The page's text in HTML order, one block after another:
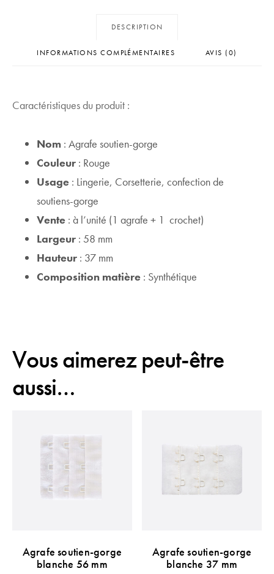
DESCRIPTION
INFORMATIONS COMPLÉMENTAIRES AVIS (0)
Caractéristiques du produit :
Nom : Agrafe soutien-gorge
Couleur : Rouge
Usage : Lingerie, Corsetterie, confection de
soutiens-gorge
Vente : à l’unité (1 agrafe + 1 crochet)
Largeur : 58 mm
Hauteur : 37 mm
Composition matière : Synthétique
Vous aimerez peut-être
aussi…
Agrafe soutien-gorge
blanche 56 mm
Agrafe soutien-gorge
blanche 37 mm